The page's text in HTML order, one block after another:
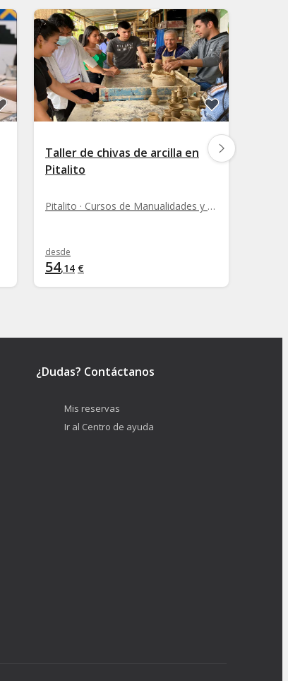
Taller de chivas de arcilla en
Pitalito
Pitalito · Cursos de Manualidades y DIY
desde
54,14 €
¿Dudas? Contáctanos
Mis reservas
Ir al Centro de ayuda